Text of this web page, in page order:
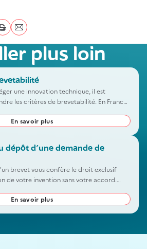
Facebook
sur LinkedIn
Envoyer par courriel
plus loin
une innovation technique, il est
les critères de brevetabilité. En France,
à la protection conférée par un
En savoir plus
dépôt d’une demande de
brevet vous confère le droit exclusif
de votre invention sans votre accord.
étapes essentielles pour vous guider dans
En savoir plus